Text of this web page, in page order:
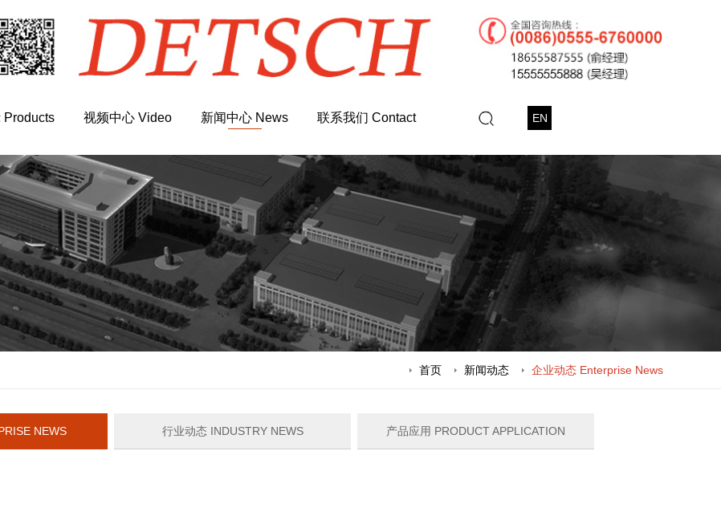
Products 视频中心 Video 新闻中心 News 联系我们 Contact EN
首页 新闻动态 企业动态 Enterprise News
NEWS 行业动态 INDUSTRY NEWS 产品应用 PRODUCT APPLICATION